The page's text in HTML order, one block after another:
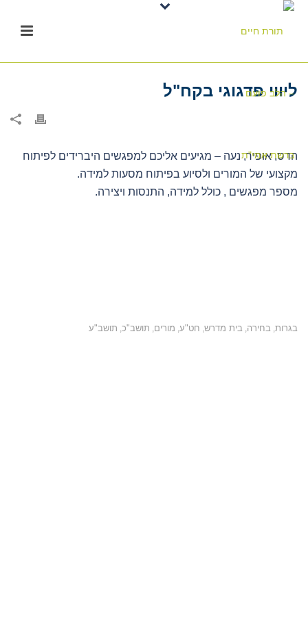
ליווי פדגוגי בקח"ל
הדס, אופיר, נעה – מגיעים אליכם למפגשים היברידים לפיתוח
מקצועי של המורים ולסיוע בפיתוח מסעות למידה.
מספר מפגשים , כולל למידה, התנסות ויצירה.
בגרות, בחירה, בית מדרש, חט"ע, מורים, תושב"כ, תושב"ע